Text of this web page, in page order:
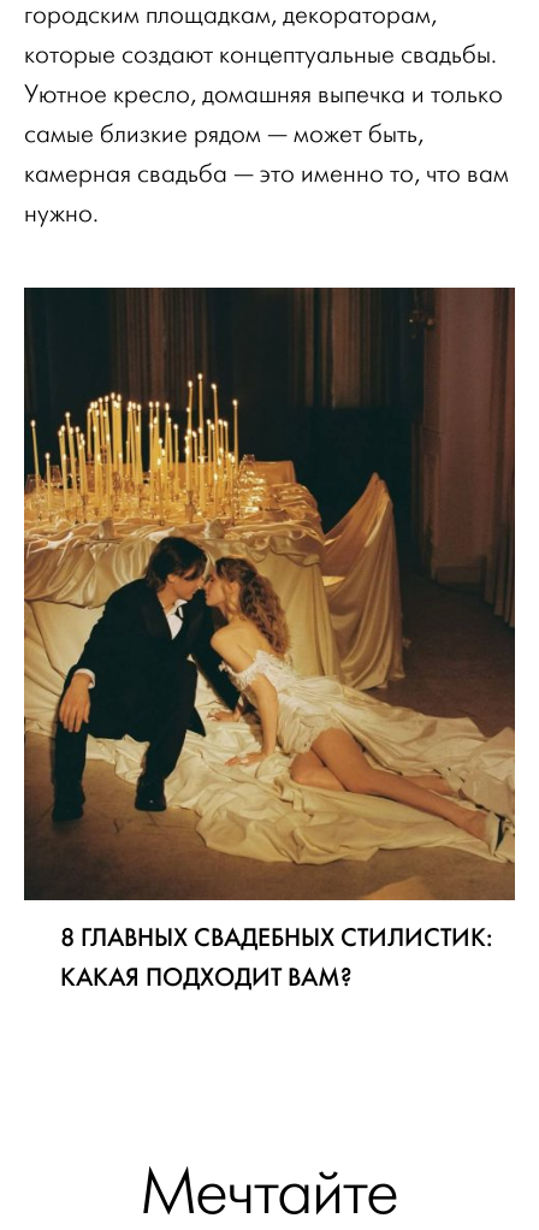
городским площадкам, декораторам,
которые создают концептуальные свадьбы.
Уютное кресло, домашняя выпечка и только
самые близкие рядом — может быть,
камерная свадьба — это именно то, что вам
нужно.
8 ГЛАВНЫХ СВАДЕБНЫХ СТИЛИСТИК:
КАКАЯ ПОДХОДИТ ВАМ?
Мечтайте